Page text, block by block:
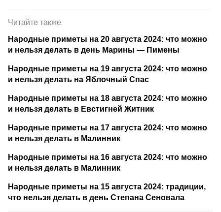
Читайте также
Народные приметы на 20 августа 2024: что можно
и нельзя делать в день Марины — Пимены
Народные приметы на 19 августа 2024: что можно
и нельзя делать на Яблочный Спас
Народные приметы на 18 августа 2024: что можно
и нельзя делать в Евстигней Житник
Народные приметы на 17 августа 2024: что можно
и нельзя делать в Малинник
Народные приметы на 16 августа 2024: что можно
и нельзя делать в Малинник
Народные приметы на 15 августа 2024: традиции,
что нельзя делать в день Степана Сеновала